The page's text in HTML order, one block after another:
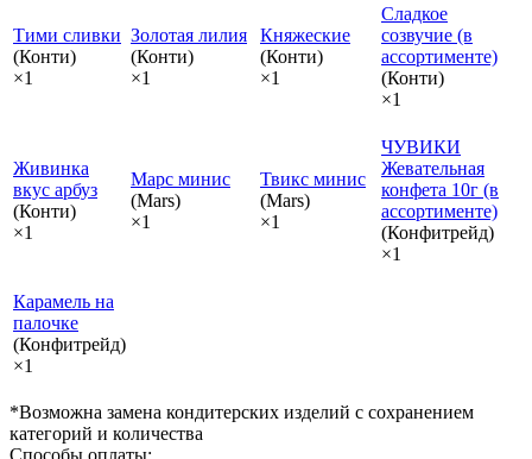
Тими сливки
(Конти)
×1
Золотая лилия
(Конти)
×1
Княжеские
(Конти)
×1
Сладкое
созвучие (в
ассортименте)
(Конти)
×1
Живинка
вкус арбуз
(Конти)
×1
Марс минис
(Mars)
×1
Твикс минис
(Mars)
×1
ЧУВИКИ
Жевательная
конфета 10г (в
ассортименте)
(Конфитрейд)
×1
Карамель на
палочке
(Конфитрейд)
×1
*Возможна замена кондитерских изделий с сохранением
категорий и количества
Способы оплаты: